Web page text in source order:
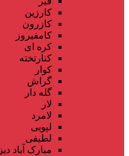
کارزین
کازرون
کامفیروز
کره ای
کنارتخته
کوار
گراش
گله دار
لار
لامرد
لپویی
لطیفی
مبارک آباد دیز